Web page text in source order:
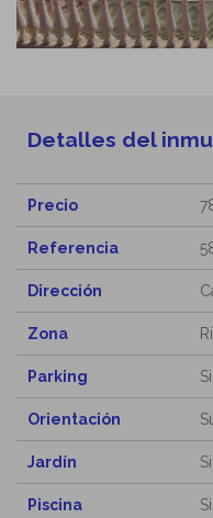
Detalles del
Precio
Referencia
Dirección
Zona
Parking Si
Orientación
Jardín Si
Piscina Si